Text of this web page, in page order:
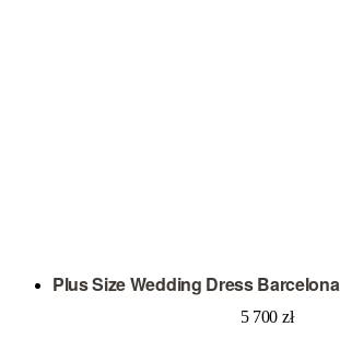
Plus Size Wedding Dress
5 700 zł